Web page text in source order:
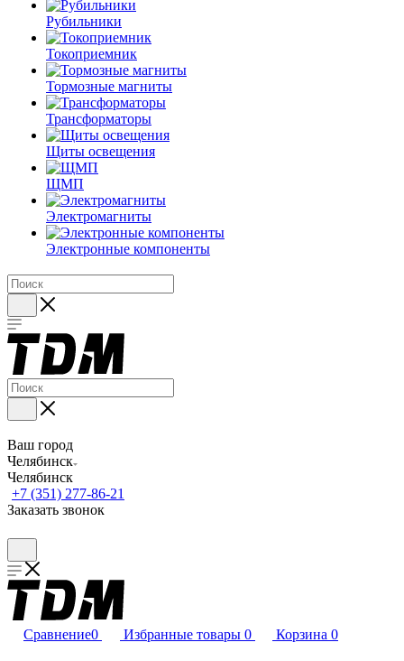
Рубильники
Токоприемник
Тормозные магниты
Трансформаторы
Щиты освещения
ЩМП
Электромагниты
Электронные компоненты
Ваш город
Челябинск
Челябинск
+7 (351) 277-86-21
Заказать звонок
Сравнение0 Избранные товары 0 Корзина 0